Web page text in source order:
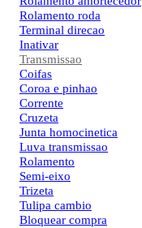
Rolamento roda
Terminal direcao
Inativar
Transmissao
Coifas
Coroa e pinhao
Corrente
Cruzeta
Junta homocinetica
Luva transmissao
Rolamento
Semi-eixo
Trizeta
Tulipa cambio
Bloquear compra